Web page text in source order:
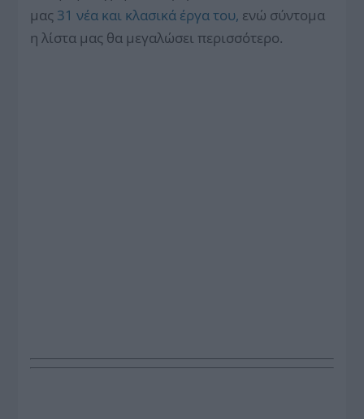
μας 31 νέα και κλασικά έργα του, ενώ σύντομα
η λίστα μας θα μεγαλώσει περισσότερο.